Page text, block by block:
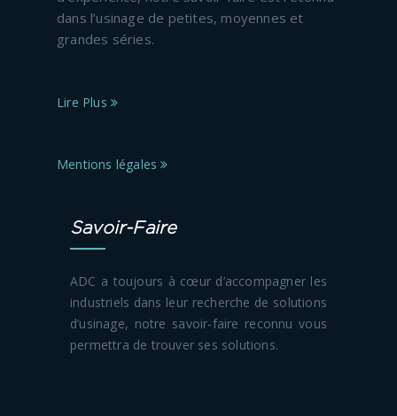
dans l’usinage de petites, moyennes et
grandes séries.
Lire Plus
Mentions légales
Savoir-Faire
ADC a toujours à cœur d’accompagner les
industriels dans leur recherche de solutions
d’usinage, notre savoir-faire reconnu vous
permettra de trouver ses solutions.